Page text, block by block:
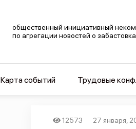
общественный инициативный
по агрегации новостей о
Карта событий Трудовые
12573
27 января,